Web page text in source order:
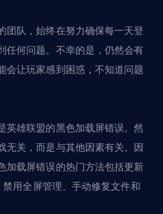
团队，始终在努力确保每一天登
任何问题。不幸的是，仍然会有
会让玩家感到困惑，不知道问题
英雄联盟的黑色加载屏错误。然
无关，而是与其他因素有关。因
加载屏错误的热门方法包括更新
用全屏管理、手动修复文件和